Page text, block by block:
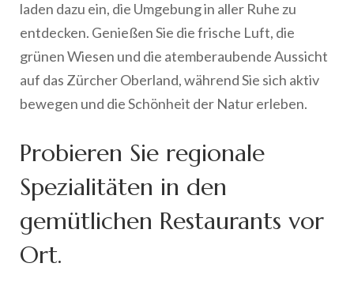
laden dazu ein, die Umgebung in aller Ruhe zu
entdecken. Genießen Sie die frische Luft, die
grünen Wiesen und die atemberaubende Aussicht
auf das Zürcher Oberland, während Sie sich aktiv
bewegen und die Schönheit der Natur erleben.
Probieren Sie regionale
Spezialitäten in den
gemütlichen Restaurants vor
Ort.